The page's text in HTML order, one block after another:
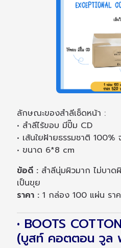
ลักษณะของสำลีเช็ดหน้า :
• สำลีไร้ขอบ มีปั๊ม CD
• เส้นใยฝ้ายธรรมชาติ
• ขนาด 6*8 cm
ข้อดี : สำลีนุ่มผิวมาก ไม่บา
เป็นขุย
ราคา : 1 กล่อง 100 แผ่น รา
• BOOTS
(บูสท์ คอตตอน วูล